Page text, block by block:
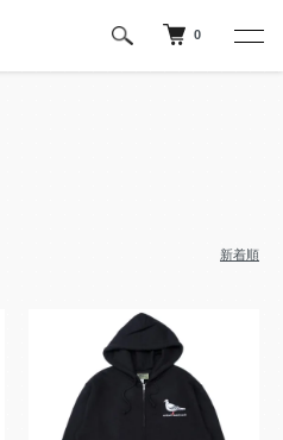
0
新着順